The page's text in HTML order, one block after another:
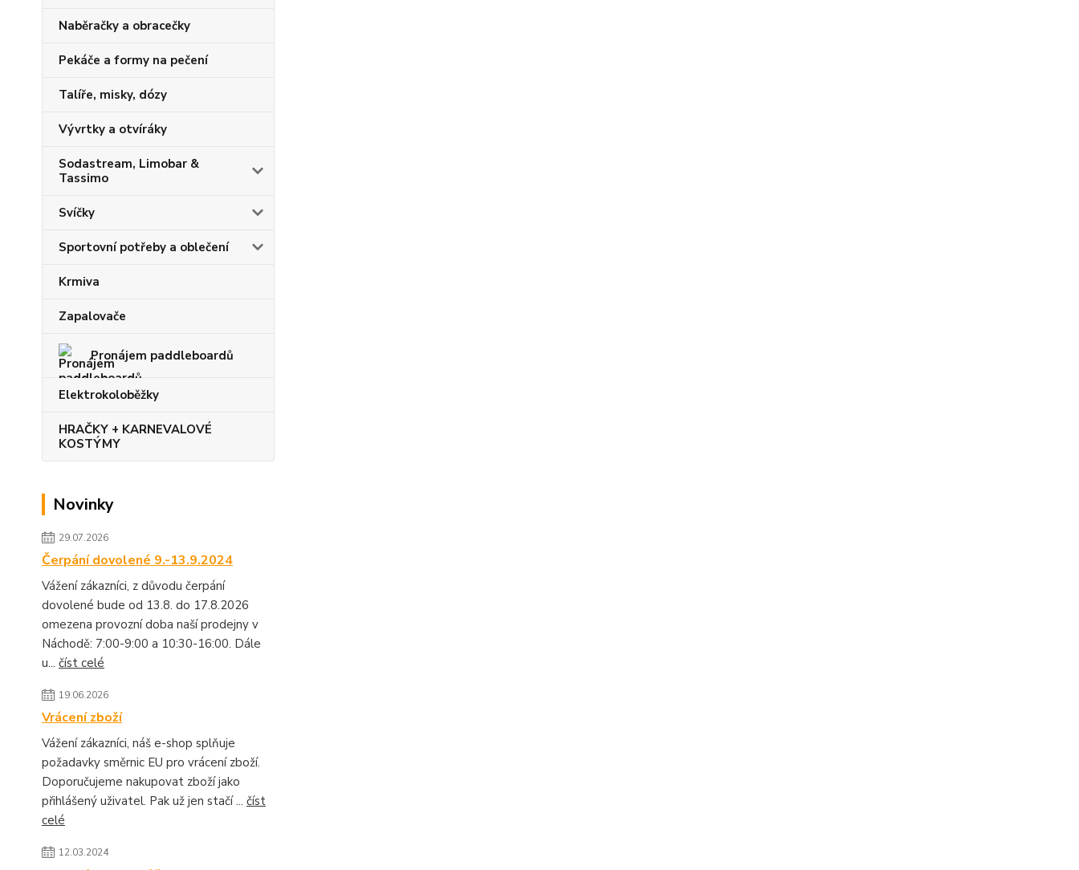
Naběračky a obracečky
Pekáče a formy na pečení
Talíře, misky, dózy
Vývrtky a otvíráky
Sodastream, Limobar &
Tassimo
Svíčky
Sportovní potřeby a oblečení
Krmiva
Zapalovače
Pronájem paddleboardů
Elektrokoloběžky
HRAČKY + KARNEVALOVÉ
KOSTÝMY
Novinky
29.07.2026
Čerpání dovolené 9.-13.9.2024
Vážení zákazníci, z důvodu čerpání
dovolené bude od 13.8. do 17.8.2026
omezena provozní doba naší prodejny v
Náchodě: 7:00-9:00 a 10:30-16:00. Dále
u... číst celé
19.06.2026
Vrácení zboží
Vážení zákazníci, náš e-shop splňuje
požadavky směrnic EU pro vrácení zboží.
Doporučujeme nakupovat zboží jako
přihlášený uživatel. Pak už jen stačí ... číst
celé
12.03.2024